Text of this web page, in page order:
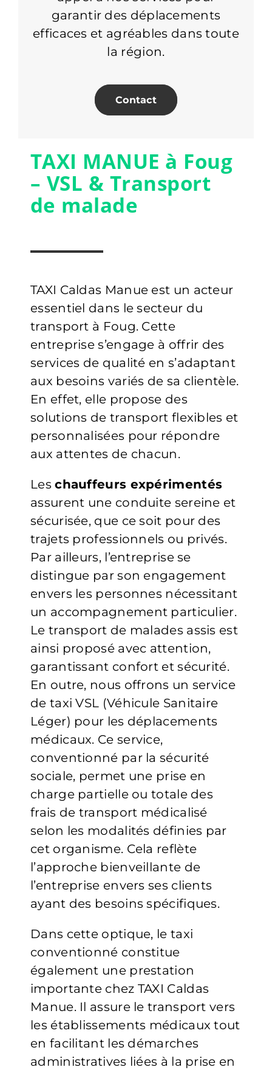
garantir des déplacements
efficaces et agréables dans toute
la région.
Contact
TAXI MANUE à Foug
– VSL & Transport
de malade
TAXI Caldas Manue est un acteur
essentiel dans le secteur du
transport à Foug. Cette
entreprise s’engage à offrir des
services de qualité en s’adaptant
aux besoins variés de sa clientèle.
En effet, elle propose des
solutions de transport flexibles et
personnalisées pour répondre
aux attentes de chacun.
Leschauffeurs expérimentés
assurent une conduite sereine et
sécurisée, que ce soit pour des
trajets professionnels ou privés.
Par ailleurs, l’entreprise se
distingue par son engagement
envers les personnes nécessitant
un accompagnement particulier.
Le transport de malades assis est
ainsi proposé avec attention,
garantissant confort et sécurité.
En outre, nous offrons un service
de taxi VSL (Véhicule Sanitaire
Léger) pour les déplacements
médicaux. Ce service,
conventionné par la sécurité
sociale, permet une prise en
charge partielle ou totale des
frais de transport médicalisé
selon les modalités définies par
cet organisme. Cela reflète
l’approche bienveillante de
l’entreprise envers ses clients
ayant des besoins spécifiques.
Dans cette optique, le taxi
conventionné constitue
également une prestation
importante chez TAXI Caldas
Manue. Il assure le transport vers
les établissements médicaux tout
en facilitant les démarches
administratives liées à la prise en